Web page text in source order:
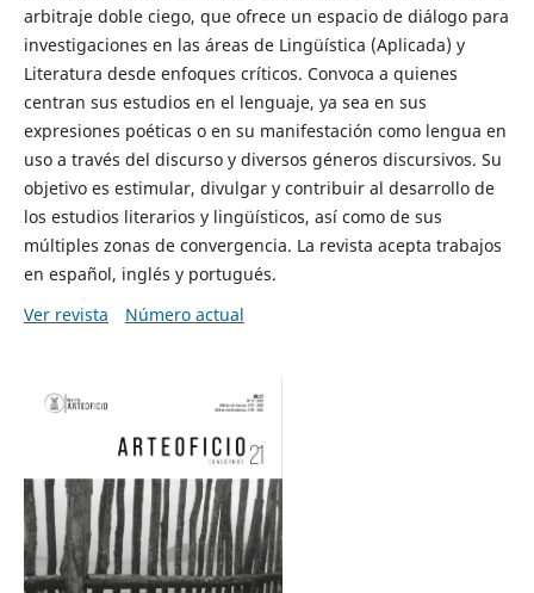
arbitraje doble ciego, que ofrece un espacio de diálogo para
investigaciones en las áreas de Lingüística (Aplicada) y
Literatura desde enfoques críticos. Convoca a quienes
centran sus estudios en el lenguaje, ya sea en sus
expresiones poéticas o en su manifestación como lengua en
uso a través del discurso y diversos géneros discursivos. Su
objetivo es estimular, divulgar y contribuir al desarrollo de
los estudios literarios y lingüísticos, así como de sus
múltiples zonas de convergencia. La revista acepta trabajos
en español, inglés y portugués.
Ver revista
Número actual